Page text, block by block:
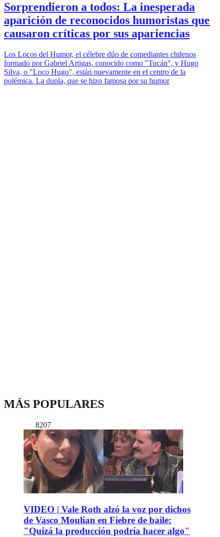
Sorprendieron a todos: La inesperada
aparición de reconocidos humoristas que
causaron críticas por sus apariencias
Los Locos del Humor, el célebre dúo de comediantes chilenos
formado por Gabriel Artigas, conocido como "Tucán", y Hugo
Silva, o "Loco Hugo", están nuevamente en el centro de la
polémica. La dupla, que se hizo famosa por su humor
MÁS POPULARES
8207
VIDEO | Vale Roth alzó la voz por dichos
de Vasco Moulian en Fiebre de baile:
"Quizá la producción podría hacer algo"